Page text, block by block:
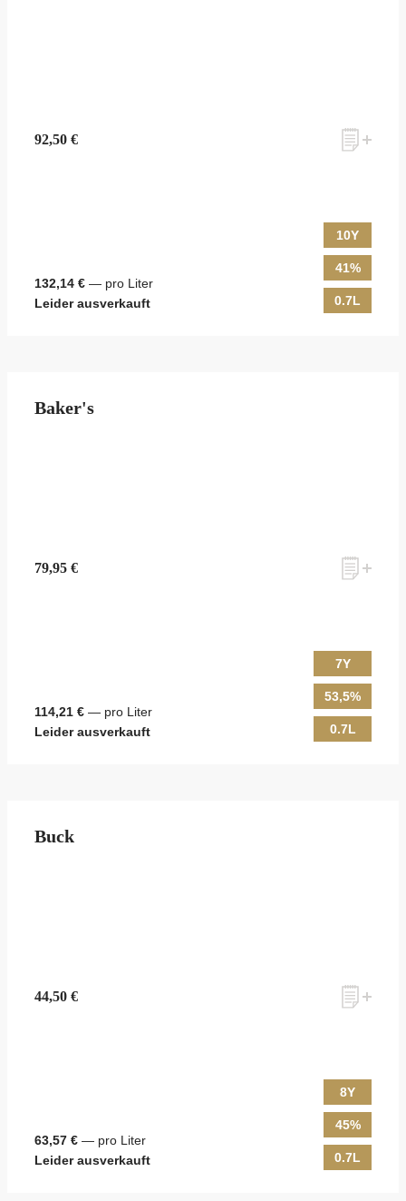
92,50 €
132,14 € — pro Liter
Leider ausverkauft
10Y
41%
0.7L
Baker's
79,95 €
114,21 € — pro Liter
Leider ausverkauft
7Y
53,5%
0.7L
Buck
44,50 €
63,57 € — pro Liter
Leider ausverkauft
8Y
45%
0.7L
Möchten Sie ein für Newsletter-Abonnenten exklusives Monats-
gehalten werden? Dann melden Sie sich hier für unseren Newsletter